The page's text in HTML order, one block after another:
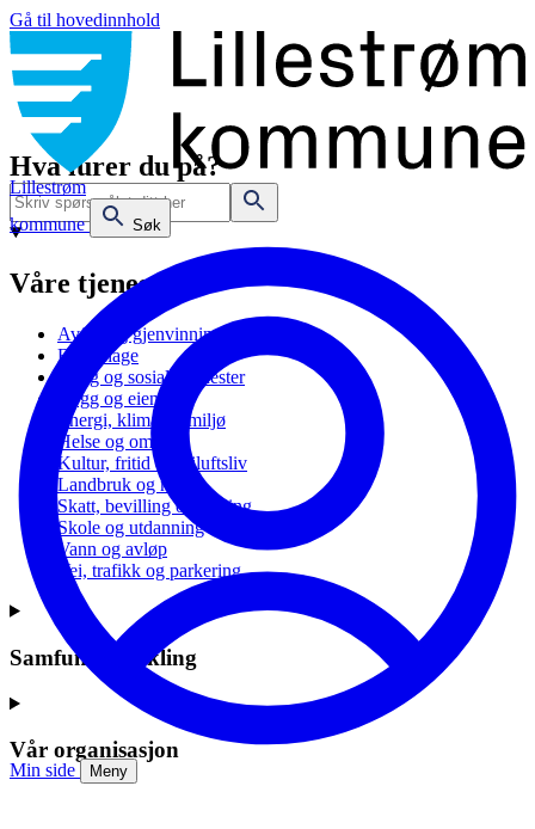
Gå til hovedinnhold
Lillestrøm
kommune
Søk
Min side Meny
Hva lurer du på?
Våre tjenester
Avfall og gjenvinning
Barnehage
Bolig og sosiale tjenester
Bygg og eiendom
Energi, klima og miljø
Helse og omsorg
Kultur, fritid og friluftsliv
Landbruk og natur
Skatt, bevilling og næring
Skole og utdanning
Vann og avløp
Vei, trafikk og parkering
Samfunnsutvikling
Vår organisasjon